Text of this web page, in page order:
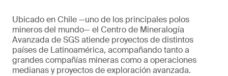
Ubicado en Chile —uno de los principales polos
mineros del mundo— el Centro de Mineralogía
Avanzada de SGS atiende proyectos de distintos
países de Latinoamérica, acompañando tanto a
grandes compañías mineras como a operaciones
medianas y proyectos de exploración avanzada.